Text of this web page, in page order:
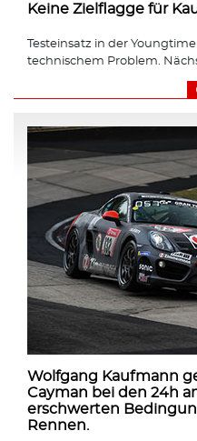
Keine Zielflagge für
Testeinsatz in der
technischem Problem.
Wolfgang Kaufmann
Cayman bei den 24h
erschwerten
Rennen.